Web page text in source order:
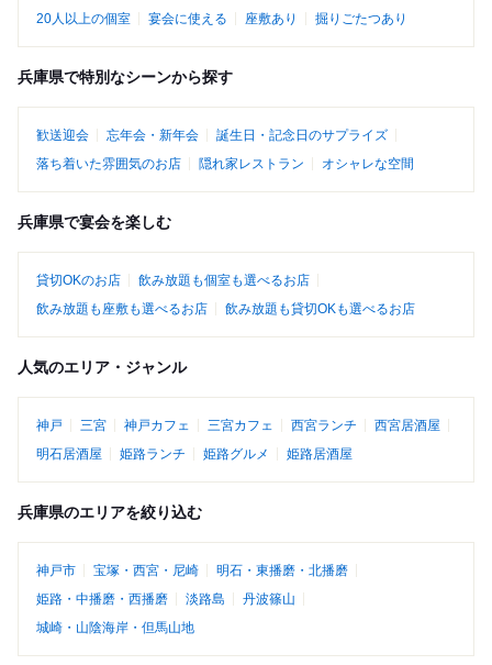
20人以上の個室
宴会に使える 座敷あり 掘りごたつあり
兵庫県で特別なシーンから探す
歓送迎会 忘年会・新年会
誕生日・記念日のサプライズ
落ち着いた雰囲気のお店
隠れ家レストラン オシャレな空間
兵庫県で宴会を楽しむ
貸切OKのお店
飲み放題も個室も選べるお店
飲み放題も座敷も選べるお店
飲み放題も貸切OKも選べるお店
人気のエリア・ジャンル
神戸 三宮 神戸カフェ 三宮カフェ 西宮ランチ
西宮居酒屋
明石居酒屋
姫路ランチ 姫路グルメ 姫路居酒屋
兵庫県のエリアを絞り込む
神戸市 宝塚・西宮・尼崎
明石・東播磨・北播磨
姫路・中播磨・西播磨
淡路島
丹波篠山
城崎・山陰海岸・但馬山地